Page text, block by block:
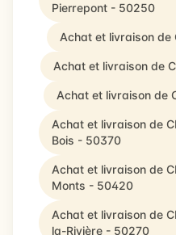
Pierrepont - 50250
Achat et livraison de
Achat et livraison de
Achat et livraison de
Achat et livraison de
Bois - 50370
Achat et livraison de
Monts - 50420
Achat et livraison de
la-Rivière - 50270